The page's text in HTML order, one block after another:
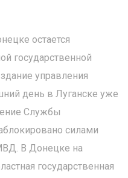
остается
государственной
управления
день в Луганске уже
Службы
силами
В Донецке на
государственная